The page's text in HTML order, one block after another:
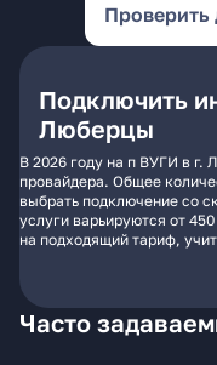
Проверить
Подключить
Люберцы
В 2026 году на п ВУГИ в г.
провайдера. Общее
выбрать подключение со
услуги варьируются от
на подходящий тариф,
Часто